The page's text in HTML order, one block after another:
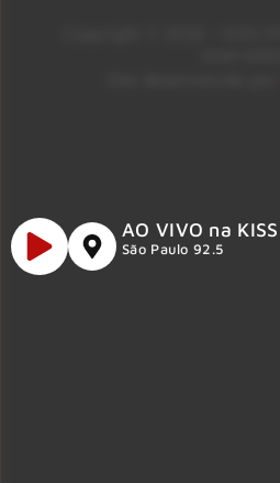
AO VIVO na KISS
São Paulo 92.5